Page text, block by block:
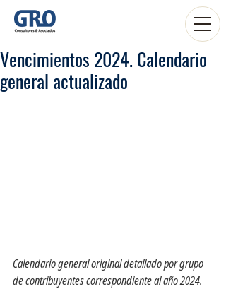
Vencimientos 2024. Calendario
general actualizado
Calendario general original detallado por grupo
de contribuyentes correspondiente al año 2024.